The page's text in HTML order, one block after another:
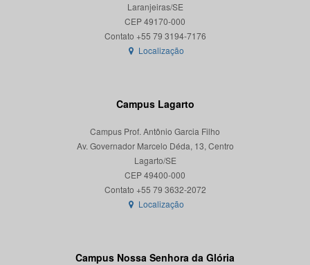
Laranjeiras/SE
CEP 49170-000
Localização
Campus Lagarto
Campus Prof. Antônio Garcia Filho
Av. Governador Marcelo Déda, 13, Centro
Lagarto/SE
CEP 49400-000
Localização
Campus Nossa Senhora da Glória